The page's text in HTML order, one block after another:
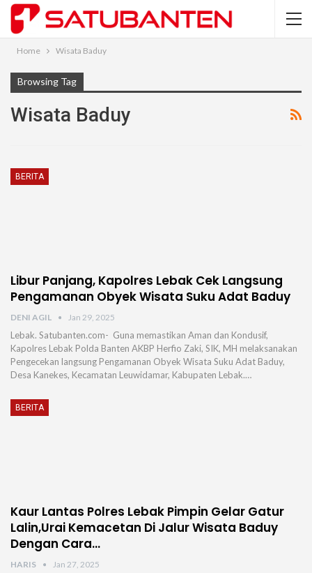
Home Wisata Baduy
Browsing Tag
Wisata Baduy
BERITA
Libur Panjang, Kapolres Lebak Cek Langsung
Pengamanan Obyek Wisata Suku Adat Baduy
DENI AGIL Jan 29, 2025
Lebak. Satubanten.com- Guna memastikan Aman dan Kondusif,
Kapolres Lebak Polda Banten AKBP Herfio Zaki, SIK, MH melaksanakan
Pengecekan langsung Pengamanan Obyek Wisata Suku Adat Baduy,
Desa Kanekes, Kecamatan Leuwidamar, Kabupaten Lebak.…
BERITA
Kaur Lantas Polres Lebak Pimpin Gelar Gatur
Lalin,Urai Kemacetan Di Jalur Wisata Baduy
Dengan Cara…
HARIS Jan 27, 2025